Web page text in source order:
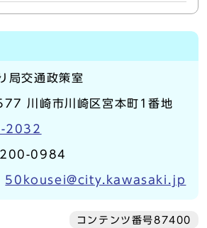
局交通政策室
川崎市川崎区宮本町1番地
2032
200-0984
50kousei@city.kawasaki.jp
コンテンツ番号87400